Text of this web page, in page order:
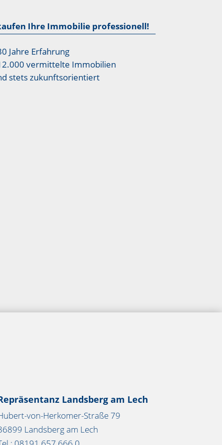
Ihre Immobilie professionell!
Jahre Erfahrung
vermittelte Immobilien
stets zukunftsorientiert
Landsberg am Lech
von-Herkomer-Straße 79
Landsberg am Lech